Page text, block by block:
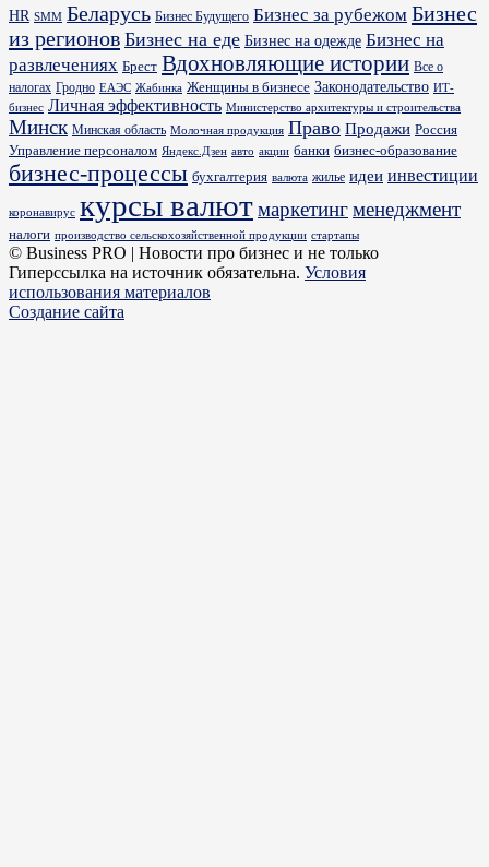
HR SMM Беларусь Бизнес Будущего Бизнес за рубежом Бизнес
из регионов Бизнес на еде Бизнес на одежде Бизнес на
развлечениях Брест Вдохновляющие истории Все о
налогах Гродно ЕАЭС Жабинка Женщины в бизнесе Законодательство ИТ-
бизнес Личная эффективность Министерство архитектуры и строительства
Минск Минская область Молочная продукция Право Продажи Россия
Управление персоналом Яндекс.Дзен авто акции банки бизнес-образование
бизнес-процессы бухгалтерия валюта жилье идеи инвестиции
коронавирус курсы валютмаркетингменеджмент
налоги производство сельскохозяйственной продукции стартапы
© Business PRO | Новости про бизнес и не только
Гиперссылка на источник обязательна. Условия
использования материалов
Создание сайта